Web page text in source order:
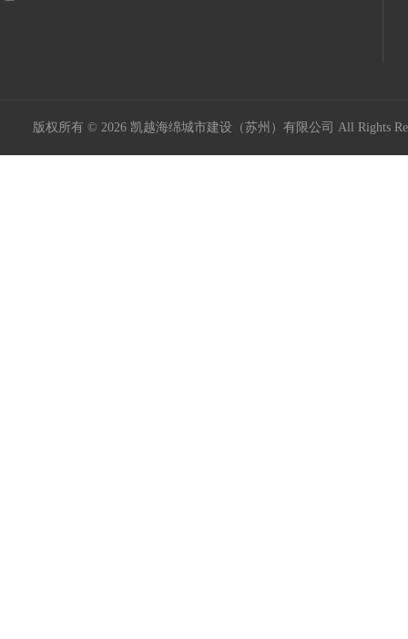
版权所有 © 2026 凯越海绵城市建设（苏州）有限公司 All Rights